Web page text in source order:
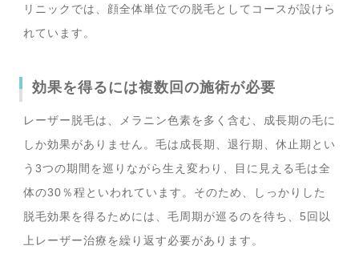
リニックでは、顔全体単位での脱毛としてコースが設けら
れています。
効果を得るには複数回の施術が必要
レーザー脱毛は、メラニン色素を多く含む、成長期の毛に
しか効果がありません。毛は成長期、退行期、休止期とい
う3つの期間を巡りながら生え変わり、目に見える毛は全
体の30％程といわれています。そのため、しっかりした
脱毛効果を得るためには、毛周期が巡るのを待ち、5回以
上レーザー治療を繰り返す必要があります。